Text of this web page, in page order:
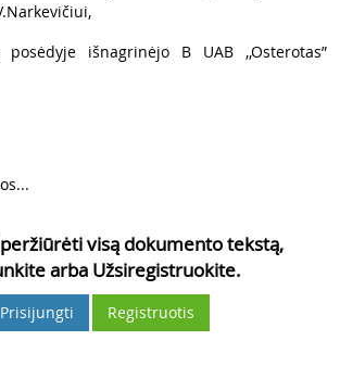
išnagrinėjo B UAB ,,Osterotas”
visą dokumento tekstą,
arba Užsiregistruokite.
Prisijungti Registruotis